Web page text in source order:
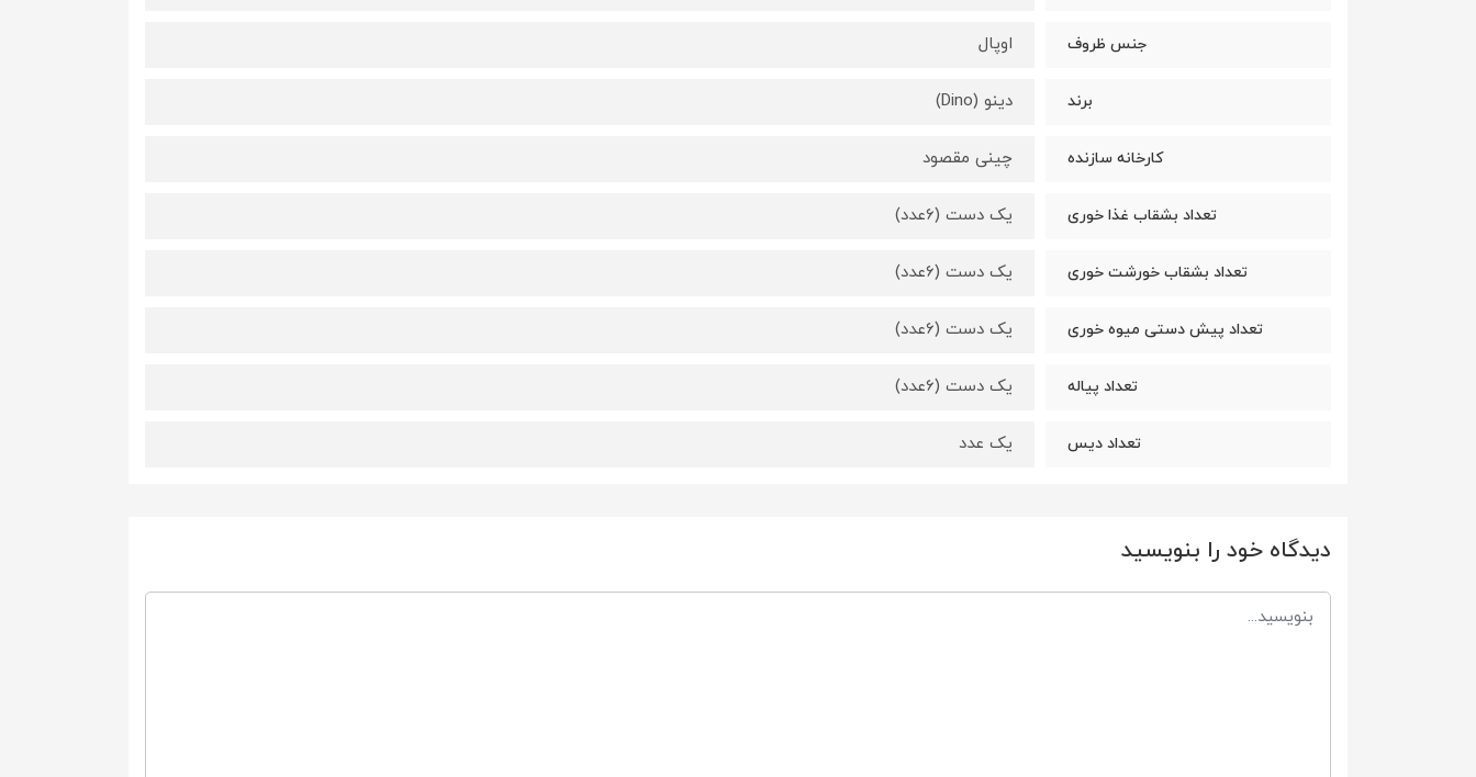
جنس ظروف اوپال
برند دینو (Dino)
کارخانه سازنده چینی مقصود
تعداد بشقاب غذا خوری یک دست (6عدد)
تعداد بشقاب خورشت خوری یک دست (6عدد)
تعداد پیش دستی میوه خوری یک دست (6عدد)
تعداد پیاله یک دست (6عدد)
تعداد دیس یک عدد
دیدگاه خود را بنویسید